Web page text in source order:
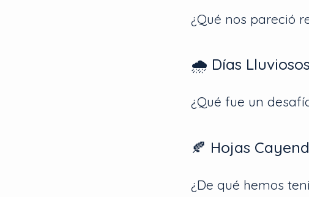
¿Qué nos pareció
🌧️ Días Lluviosos
¿Qué fue un
🍂 Hojas
¿De qué hemos